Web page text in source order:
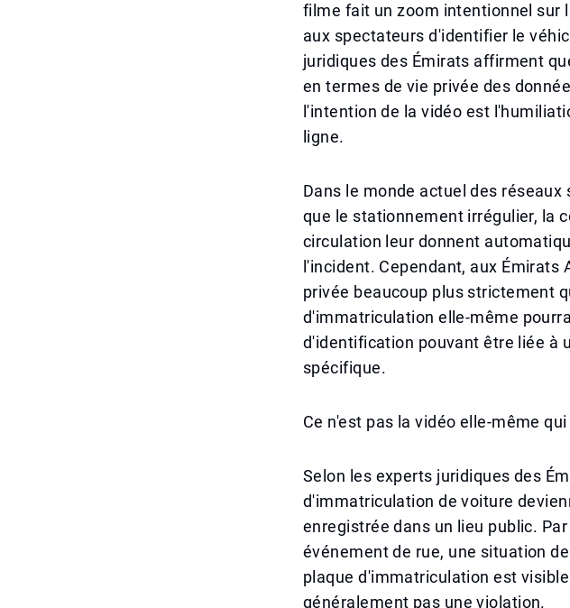
filme fait un zoom intentionnel sur
aux spectateurs d'identifier le
juridiques des Émirats affirment
en termes de vie privée des
l'intention de la vidéo est
ligne.
Dans le monde actuel des
que le stationnement irrégulier, la
circulation leur donnent
l'incident. Cependant, aux Émirats
privée beaucoup plus strictement
d'immatriculation elle-même
d'identification pouvant être liée à
spécifique.
Ce n'est pas la vidéo elle-même
Selon les experts juridiques des
d'immatriculation de voiture
enregistrée dans un lieu public.
événement de rue, une situation
plaque d'immatriculation est
généralement pas une violation.